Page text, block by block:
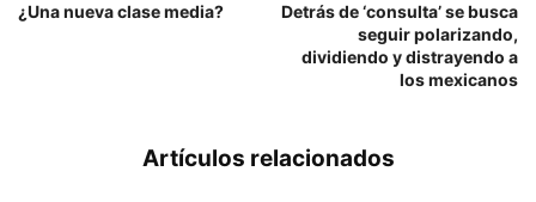
¿Una nueva clase media?
Detrás de ‘consulta’ se busca
seguir polarizando,
dividiendo y distrayendo a
los mexicanos
Artículos relacionados